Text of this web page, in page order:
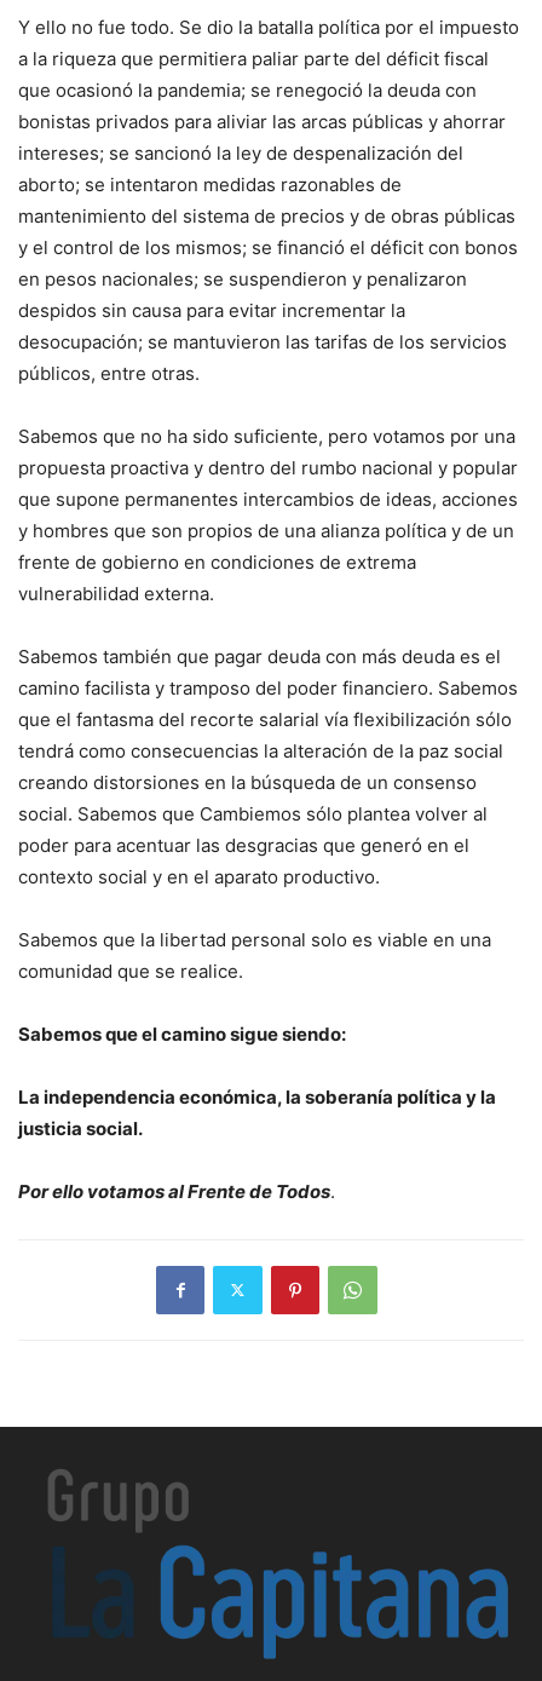
Y ello no fue todo. Se dio la batalla política por el impuesto
a la riqueza que permitiera paliar parte del déficit fiscal
que ocasionó la pandemia; se renegoció la deuda con
bonistas privados para aliviar las arcas públicas y ahorrar
intereses; se sancionó la ley de despenalización del
aborto; se intentaron medidas razonables de
mantenimiento del sistema de precios y de obras públicas
y el control de los mismos; se financió el déficit con bonos
en pesos nacionales; se suspendieron y penalizaron
despidos sin causa para evitar incrementar la
desocupación; se mantuvieron las tarifas de los servicios
públicos, entre otras.
Sabemos que no ha sido suficiente, pero votamos por una
propuesta proactiva y dentro del rumbo nacional y popular
que supone permanentes intercambios de ideas, acciones
y hombres que son propios de una alianza política y de un
frente de gobierno en condiciones de extrema
vulnerabilidad externa.
Sabemos también que pagar deuda con más deuda es el
camino facilista y tramposo del poder financiero. Sabemos
que el fantasma del recorte salarial vía flexibilización sólo
tendrá como consecuencias la alteración de la paz social
creando distorsiones en la búsqueda de un consenso
social. Sabemos que Cambiemos sólo plantea volver al
poder para acentuar las desgracias que generó en el
contexto social y en el aparato productivo.
Sabemos que la libertad personal solo es viable en una
comunidad que se realice.
Sabemos que el camino sigue siendo:
La independencia económica, la soberanía política y la
justicia social.
Por ello votamos al Frente de Todos.